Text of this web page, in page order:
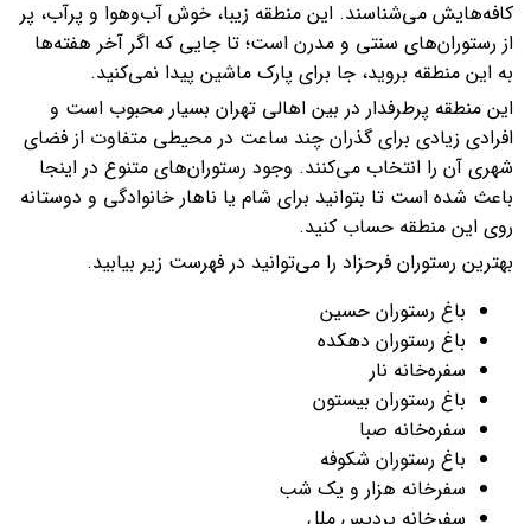
کافه‌هایش می‌شناسند. این منطقه زیبا، خوش آب‌وهوا و پرآب، پر
از رستوران‌های سنتی و مدرن است؛ تا جایی که اگر آخر هفته‌ها
به این منطقه بروید، جا برای پارک ماشین پیدا نمی‌کنید.
این منطقه پرطرفدار در بین اهالی تهران بسیار محبوب است و
افرادی زیادی برای گذران چند ساعت در محیطی متفاوت از فضای
شهری آن را انتخاب می‌کنند. وجود رستوران‌های متنوع در اینجا
باعث شده است تا بتوانید برای شام یا ناهار خانوادگی و دوستانه
روی این منطقه حساب کنید.
بهترین رستوران فرحزاد را می‌توانید در فهرست زیر بیابید.
باغ رستوران حسین
باغ رستوران دهکده
سفره‌خانه نار
باغ رستوران بیستون
سفره‌خانه صبا
باغ رستوران شکوفه
سفرخانه هزار و یک شب